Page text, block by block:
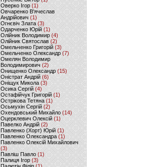
Оверко Ігор (1)
Овчаренко В'ячеслав
Андрійович(1)
Огнєвіч Злата (3)
Одарченко Юрій(1)
Олійник Володимир (4)
Олійник Святослав (2)
Омельченко Григорій (3)
Омельченко Олександр(7)
Омелян Володимир
Володимирович (2)
Онищенко Олександр (15)
Оністрат Андрій (6)
Оніщук Микола (3)
Осика Сергій(4)
Остафійчук Григорій(1)
Острікова Тетяна (1)
Осьмухін Сергій (2)
Охендовський Михайло (14)
Оцерклевич Олексій (1)
Павелко Андрій (2)
Павленко (Хорт) Юрій (1)
Павленко Олександра (1)
Павленко Олексій Михайлович
(3)
Павліш Павло(1)
Палиця Ігор (3)